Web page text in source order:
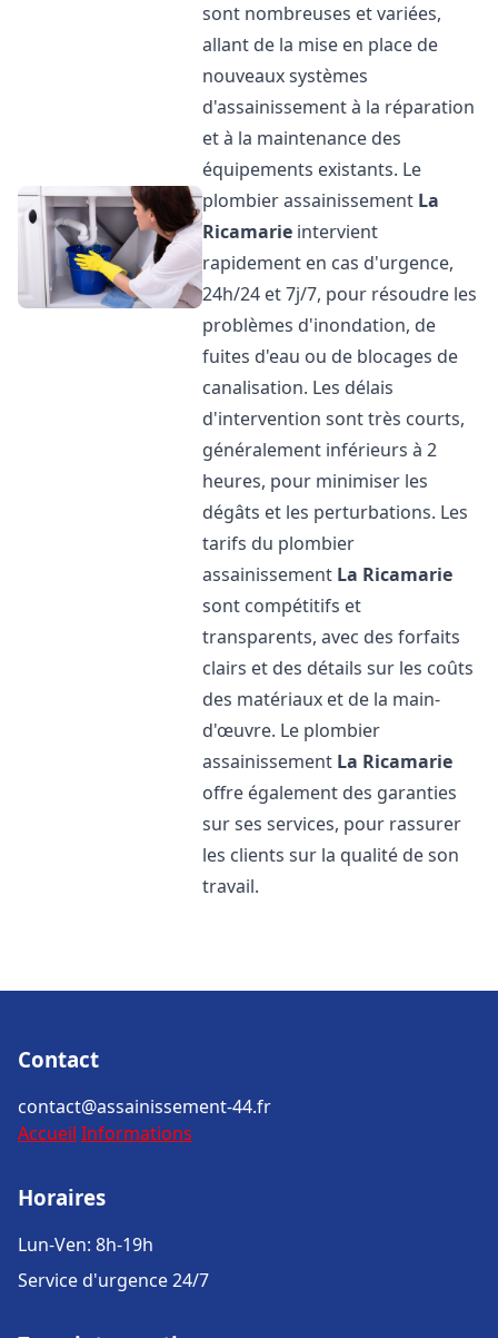
sont nombreuses et variées,
allant de la mise en place de
nouveaux systèmes
d'assainissement à la réparation
et à la maintenance des
équipements existants. Le
plombier assainissement La
Ricamarie intervient
rapidement en cas d'urgence,
24h/24 et 7j/7, pour résoudre les
problèmes d'inondation, de
fuites d'eau ou de blocages de
canalisation. Les délais
d'intervention sont très courts,
généralement inférieurs à 2
heures, pour minimiser les
dégâts et les perturbations. Les
tarifs du plombier
assainissement La Ricamarie
sont compétitifs et
transparents, avec des forfaits
clairs et des détails sur les coûts
des matériaux et de la main-
d'œuvre. Le plombier
assainissement La Ricamarie
offre également des garanties
sur ses services, pour rassurer
les clients sur la qualité de son
travail.
Contact
contact@assainissement-44.fr
Accueil Informations
Horaires
Lun-Ven: 8h-19h
Service d'urgence 24/7